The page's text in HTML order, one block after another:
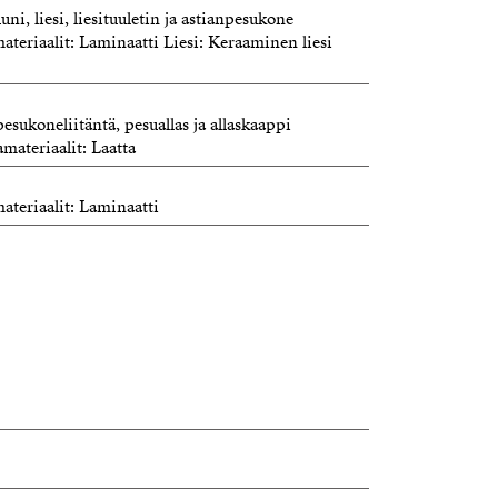
liesi, liesituuletin ja astianpesukone
Laminaatti Liesi: Keraaminen liesi
pesuallas ja allaskaappi
Laatta
Laminaatti